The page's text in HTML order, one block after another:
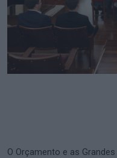
O Orçamento e as